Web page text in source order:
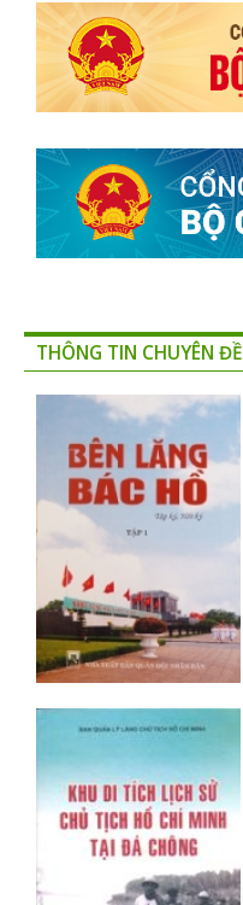
THÔNG TIN CHUYÊN ĐỀ